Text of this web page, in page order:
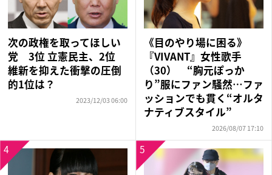
次の政権を取ってほしい
党 3位 立憲民主、2位
維新を抑えた衝撃の圧倒
的1位は？
2023/12/03 06:00
《目のやり場に困る》
『VIVANT』女性歌手
（30） “胸元ぽっか
り”服にファン騒然…ファ
ッションでも貫く“オルタ
ナティブスタイル”
2026/08/07 17:10
4 5